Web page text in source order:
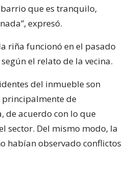
que es tranquilo,
expresó.
riña funcionó en el pasado
el relato de la vecina.
del inmueble son
principalmente de
de acuerdo con lo que
sector. Del mismo modo, la
habían observado conflictos